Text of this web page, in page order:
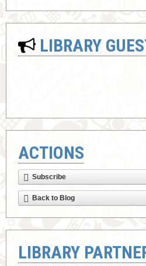
LIBRARY
ACTIONS
Subscribe
Back to Blog
LIBRARY